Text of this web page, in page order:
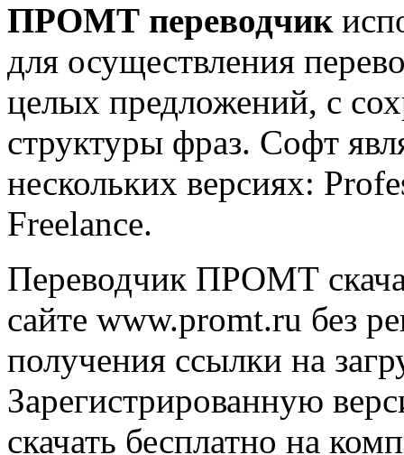
ПРОМТ переводчик
для осуществления
целых предложений, с
структуры фраз. Софт
нескольких версиях:
Freelance.
Переводчик ПРОМТ
сайте www.promt.ru без
получения ссылки на
Зарегистрированную
скачать бесплатно на